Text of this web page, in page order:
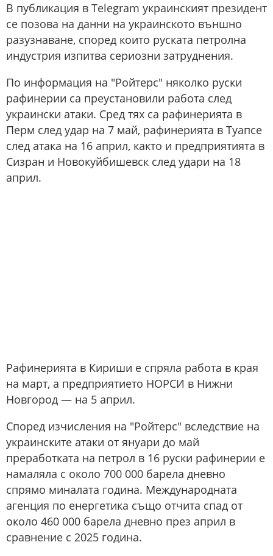
В публикация в Telegram украинският президент
се позова на данни на украинското външно
разузнаване, според които руската петролна
индустрия изпитва сериозни затруднения.
По информация на "Ройтерс" няколко руски
рафинерии са преустановили работа след
украински атаки. Сред тях са рафинерията в
Перм след удар на 7 май, рафинерията в Туапсе
след атака на 16 април, както и предприятията в
Сизран и Новокуйбишевск след удари на 18
април.
Рафинерията в Кириши е спряла работа в края
на март, а предприятието НОРСИ в Нижни
Новгород — на 5 април.
Според изчисления на "Ройтерс" вследствие на
украинските атаки от януари до май
преработката на петрол в 16 руски рафинерии е
намаляла с около 700 000 барела дневно
спрямо миналата година. Международната
агенция по енергетика също отчита спад от
около 460 000 барела дневно през април в
сравнение с 2025 година.